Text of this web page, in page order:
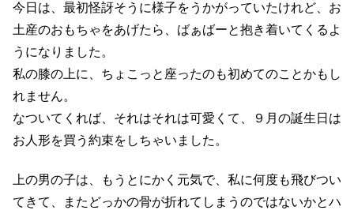
今日は、最初怪訝そうに様子をうかがっていたけれど、お
土産のおもちゃをあげたら、ばぁばーと抱き着いてくるよ
うになりました。
私の膝の上に、ちょこっと座ったのも初めてのことかもし
れません。
なついてくれば、それはそれは可愛くて、９月の誕生日は
お人形を買う約束をしちゃいました。
上の男の子は、もうとにかく元気で、私に何度も飛びつい
てきて、またどっかの骨が折れてしまうのではないかとハ